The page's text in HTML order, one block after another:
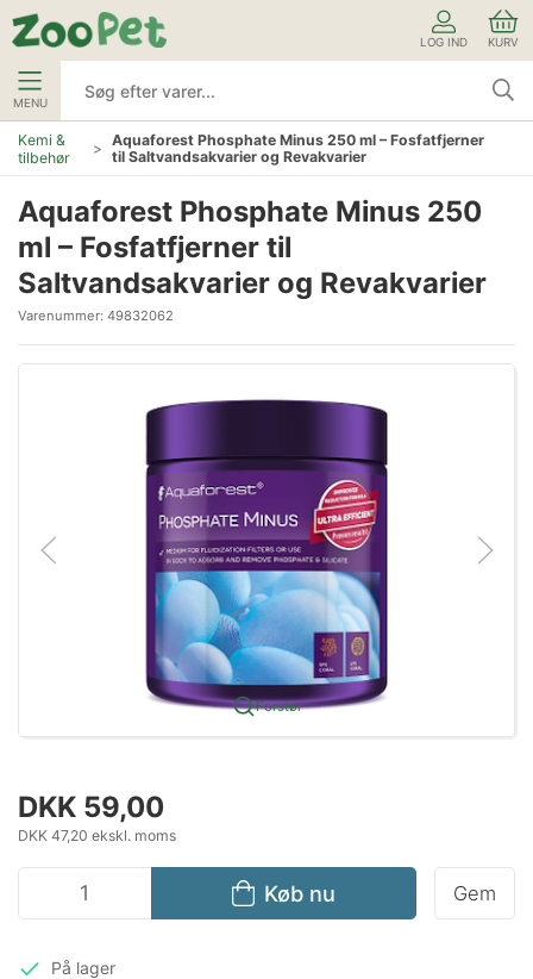
LOG IND KURV
MENU
Kemi &
tilbehør
Aquaforest Phosphate Minus 250 ml – Fosfatfjerner
til Saltvandsakvarier og Revakvarier
Aquaforest Phosphate Minus 250
ml – Fosfatfjerner til
Saltvandsakvarier og Revakvarier
Varenummer: 49832062
Forstør
DKK 59,00
DKK 47,20 ekskl. moms
Køb nu Gem
På lager